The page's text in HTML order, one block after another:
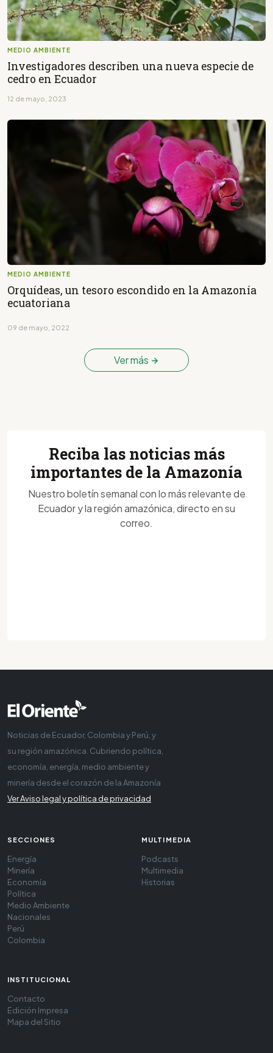
MEDIO AMBIENTE
Investigadores describen una nueva especie de
cedro en Ecuador
12 de mayo, 2023
MEDIO AMBIENTE
Orquídeas, un tesoro escondido en la Amazonía
ecuatoriana
09 de mayo, 2022
Ver más
Reciba las noticias más
importantes de la Amazonía
Nuestro boletín semanal con lo más relevante de
Ecuador y la región amazónica, directo en su
correo.
Noticias de Ecuador, Colombia y Perú, y
su región amazónica. Cubriendo política,
economía, energía, medio ambiente y
minería desde el corazón de la Amazonía
Ver Aviso legal y política de privacidad
SECCIONES
Energía
Minería
Economía
Política
Medio Ambiente
Nacionales
Perú
Colombia
MULTIMEDIA
Podcasts
Multimedia
Historias
INSTITUCIONAL
Contacto
Edición Impresa
Mapa del Sitio